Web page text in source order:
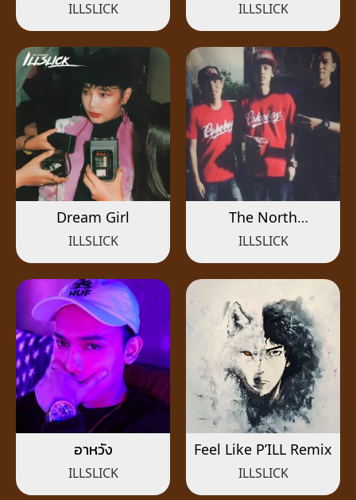
ILLSLICK ILLSLICK
Dream Girl
ILLSLICK
The North
Remembers
ILLSLICK
อาหวัง
ILLSLICK
Feel Like P’ILL Remix
ILLSLICK